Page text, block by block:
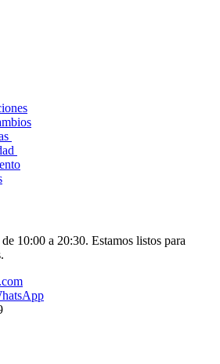
10:00 a 20:30. Estamos listos para